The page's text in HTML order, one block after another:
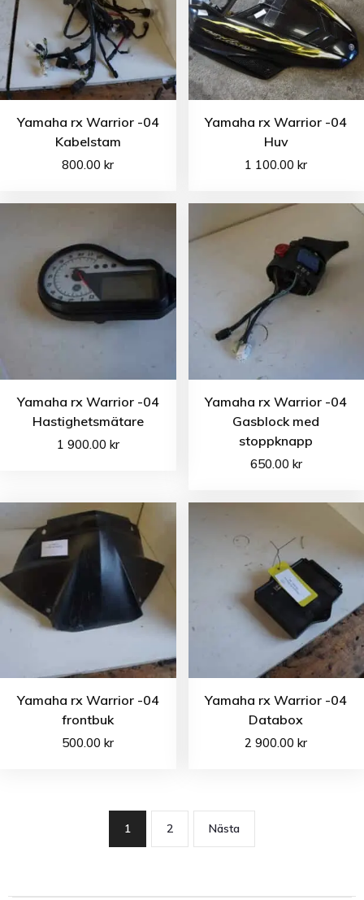
Yamaha rx Warrior -04
Kabelstam
800.00kr
Yamaha rx Warrior -04
Huv
1 100.00kr
Yamaha rx Warrior -04
Hastighetsmätare
1 900.00 kr
Yamaha rx Warrior -04
Gasblock med
stoppknapp
650.00 kr
Yamaha rx Warrior -04
frontbuk
500.00kr
Yamaha rx Warrior -04
Databox
2 900.00kr
1 2 Nästa